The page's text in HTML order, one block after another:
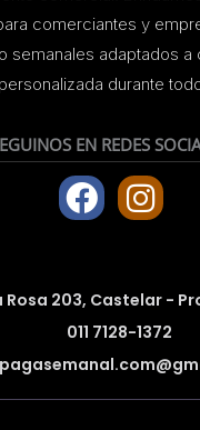
comerciantes y
semanales adaptados
durante
EN REDES
F
a
b
o
o
k
I
n
t
a
g
r
a
Rosa 203, Castelar -
011 7128-1372